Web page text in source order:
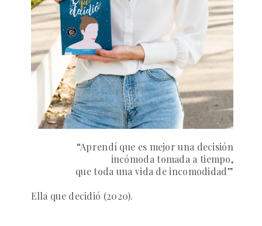
“Aprendí que es mejor una decisión
incómoda tomada a tiempo,
que toda una vida de incomodidad”
Ella que decidió (2020).